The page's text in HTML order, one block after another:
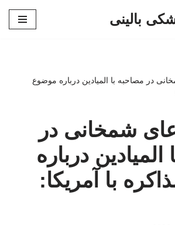
بالینی
در مصاحبه با المیادین درباره موضوع
شمخانی در
درباره
با آمریکا: